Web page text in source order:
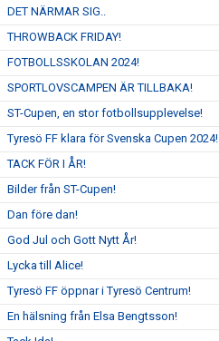
DET NÄRMAR SIG..
THROWBACK FRIDAY!
FOTBOLLSSKOLAN 2024!
SPORTLOVSCAMPEN ÄR TILLBAKA!
ST-Cupen, en stor fotbollsupplevelse!
Tyresö FF klara för Svenska Cupen 2024!
TACK FÖR I ÅR!
Bilder från ST-Cupen!
Dan före dan!
God Jul och Gott Nytt År!
Lycka till Alice!
Tyresö FF öppnar i Tyresö Centrum!
En hälsning från Elsa Bengtsson!